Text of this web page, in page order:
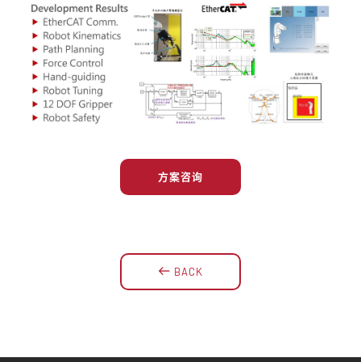
方案咨询
BACK